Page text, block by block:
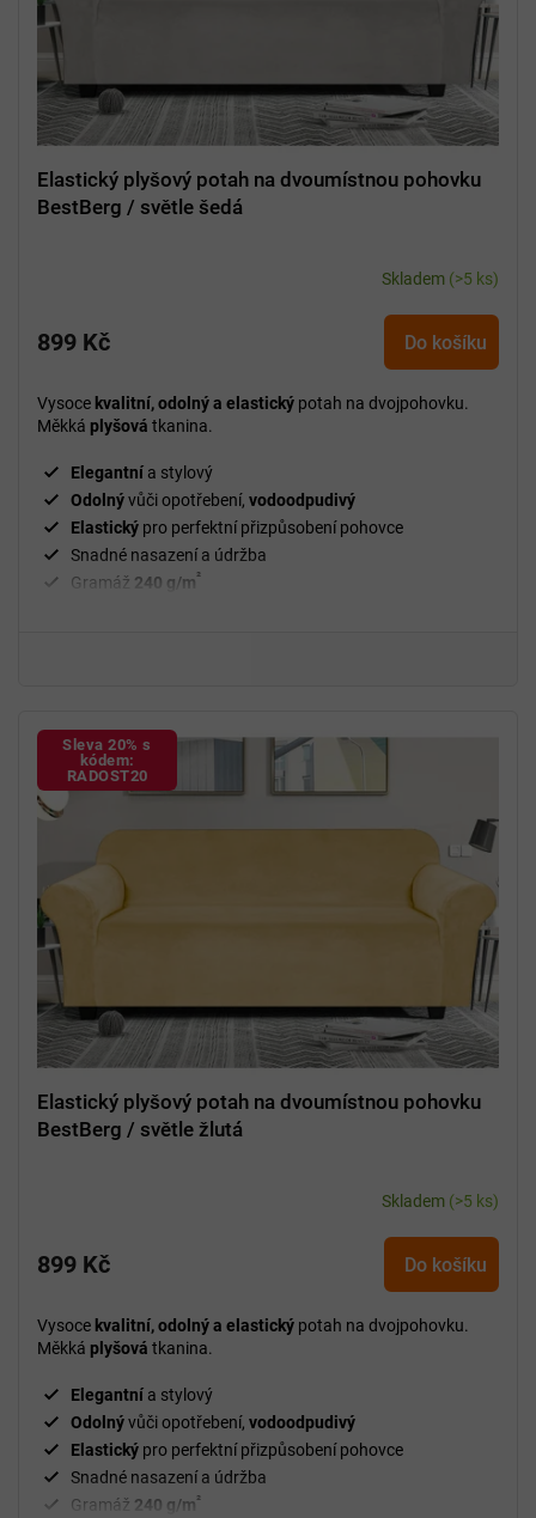
Elastický plyšový potah na dvoumístnou pohovku
BestBerg / světle šedá
Skladem (>5 ks)
899 Kč Do košíku
Vysoce kvalitní, odolný a elastický potah na dvojpohovku.
Měkká plyšová tkanina.
Elegantní a stylový
Odolnývůči opotřebení, vodoodpudivý
Elastický pro perfektní přizpůsobení pohovce
Snadné nasazení a údržba
Gramáž 240 g/m²
Sleva 20% s
kódem:
RADOST20
Elastický plyšový potah na dvoumístnou pohovku
BestBerg / světle žlutá
Skladem (>5 ks)
899 Kč Do košíku
Vysoce kvalitní, odolný a elastický potah na dvojpohovku.
Měkká plyšová tkanina.
Elegantní a stylový
Odolnývůči opotřebení, vodoodpudivý
Elastický pro perfektní přizpůsobení pohovce
Snadné nasazení a údržba
Gramáž 240 g/m²